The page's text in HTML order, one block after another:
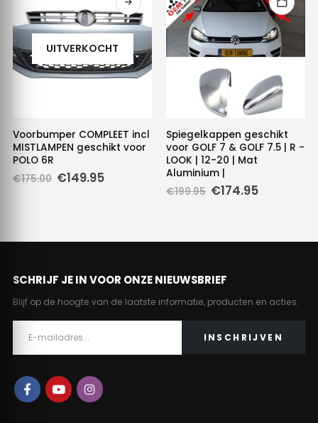
UITVERKOCHT
Voorbumper COMPLEET incl
MISTLAMPEN geschikt voor
POLO 6R
€175.00 Oorspronkelijke
€149.95Huidige
Spiegelkappen geschikt
voor GOLF 7 & GOLF 7.5 | R -
LOOK | 12-20 | Mat
Aluminium |
€199.95 Oorspronkelijke
€174.95Huidige
SCHRIJF JE IN VOOR ONZE NIEUWSBRIEF
Blijf op de hoogte van de laatste informatie, producten en acties.